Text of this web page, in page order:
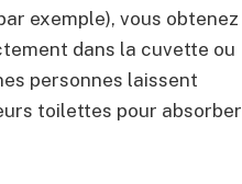
exemple), vous obtenez
dans la cuvette ou
personnes laissent
toilettes pour absorber